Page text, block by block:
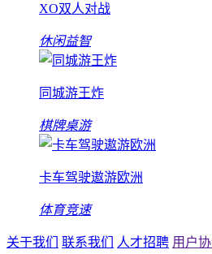
XO双人对战
休闲益智
同城游王炸
棋牌桌游
卡车驾驶遨游欧洲
体育竞速
关于我们 联系我们 人才招聘 用户